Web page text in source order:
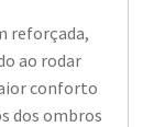
reforçada,
ao rodar
conforto
dos ombros